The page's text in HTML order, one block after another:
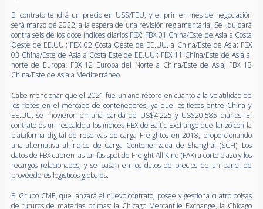
El contrato tendrá un precio en US$/FEU, y el primer mes de negociación
será marzo de 2022, a la espera de una revisión reglamentaria. Se liquidará
contra seis de los doce índices diarios FBX: FBX 01 China/Este de Asia a Costa
Oeste de EE.UU.; FBX 02 Costa Oeste de EE.UU. a China/Este de Asia; FBX
03 China/Este de Asia a Costa Este de EE.UU.; FBX 11 China/Este de Asia al
norte de Europa: FBX 12 Europa del Norte a China/Este de Asia; FBX 13
China/Este de Asia a Mediterráneo.
Cabe mencionar que el 2021 fue un año récord en cuanto a la volatilidad de
los fletes en el mercado de contenedores, ya que los fletes entre China y
EE.UU. se movieron en una banda de US$4.225 y US$20.585 diarios. El
contrato es un respaldo a los índices FBX de Baltic Exchange que lanzó con la
plataforma digital de reservas de carga Freightos en 2018, proporcionando
una alternativa al Índice de Carga Contenerizada de Shanghái (SCFI). Los
datos de FBX cubren las tarifas spot de Freight All Kind (FAK) a corto plazo y los
recargos relacionados, y se basan en los datos de precios de un panel de
proveedores logísticos globales.
El Grupo CME, que lanzará el nuevo contrato, posee y gestiona cuatro bolsas
de futuros de materias primas: la Chicago Mercantile Exchange, la Chicago